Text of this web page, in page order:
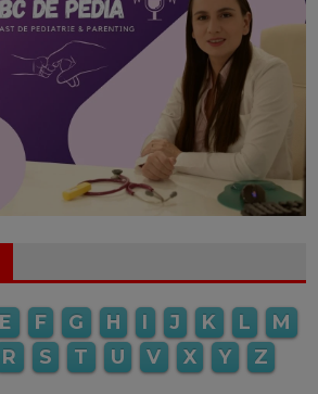
E F G H I J K L
M
R S T U V X Y Z